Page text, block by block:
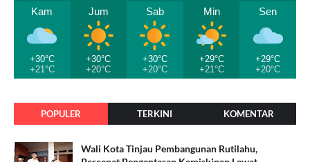
Kam
+30°C
+21°C
Jum
+30°C
+20°C
Sab
+30°C
+20°C
Min
+29°C
+21°C
Sen
+29°C
+20°C
POPULER TERKINI KOMENTAR
Wali Kota Tinjau Pembangunan Rutilahu,